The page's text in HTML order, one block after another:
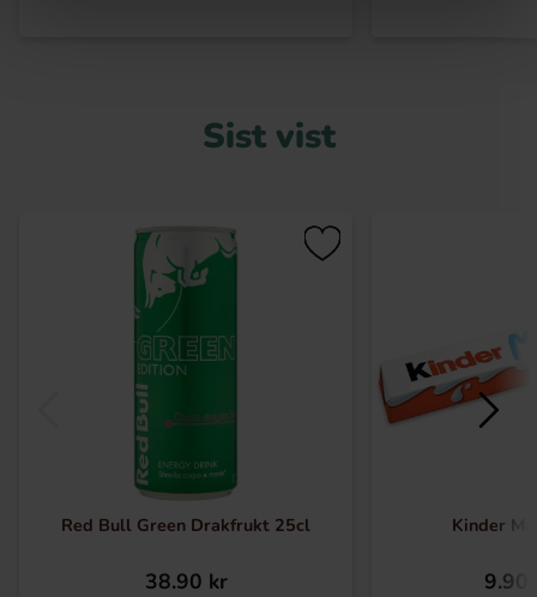
Sist vist
Red Bull Green Drakfrukt 25cl
38.90 kr
Kinder
9.90